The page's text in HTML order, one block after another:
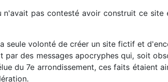
n'avait pas contesté avoir construit ce
seule volonté de créer un site fictif et
par des messages apocryphes qui, soit
du 7e arrondissement, ces faits étaient